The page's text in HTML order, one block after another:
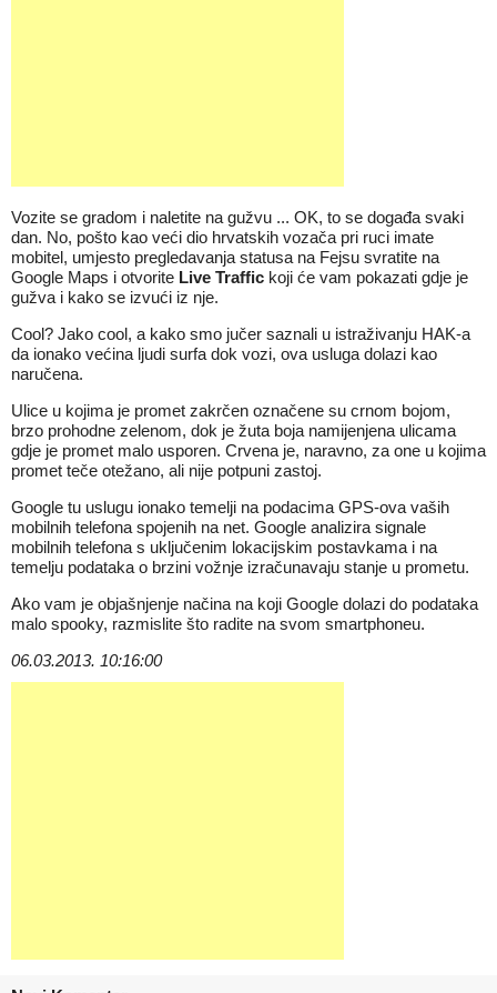
Vozite se gradom i naletite na gužvu ... OK, to se događa svaki
dan. No, pošto kao veći dio hrvatskih vozača pri ruci imate
mobitel, umjesto pregledavanja statusa na Fejsu svratite na
Google Maps i otvorite Live Traffic koji će vam pokazati gdje je
gužva i kako se izvući iz nje.
Cool? Jako cool, a kako smo jučer saznali u istraživanju HAK-a
da ionako većina ljudi surfa dok vozi, ova usluga dolazi kao
naručena.
Ulice u kojima je promet zakrčen označene su crnom bojom,
brzo prohodne zelenom, dok je žuta boja namijenjena ulicama
gdje je promet malo usporen. Crvena je, naravno, za one u kojima
promet teče otežano, ali nije potpuni zastoj.
Google tu uslugu ionako temelji na podacima GPS-ova vaših
mobilnih telefona spojenih na net. Google analizira signale
mobilnih telefona s uključenim lokacijskim postavkama i na
temelju podataka o brzini vožnje izračunavaju stanje u prometu.
Ako vam je objašnjenje načina na koji Google dolazi do podataka
malo spooky, razmislite što radite na svom smartphoneu.
06.03.2013. 10:16:00